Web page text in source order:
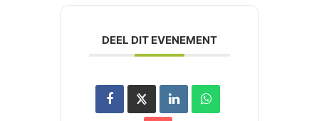
DEEL DIT EVENEMENT